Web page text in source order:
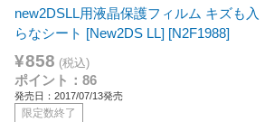
new2DSLL用液晶保護フィルム キズも入
らなシート [New2DS LL] [N2F1988]
¥858 (税込)
ポイント：86
発売日：2017/07/13発売
限定数終了